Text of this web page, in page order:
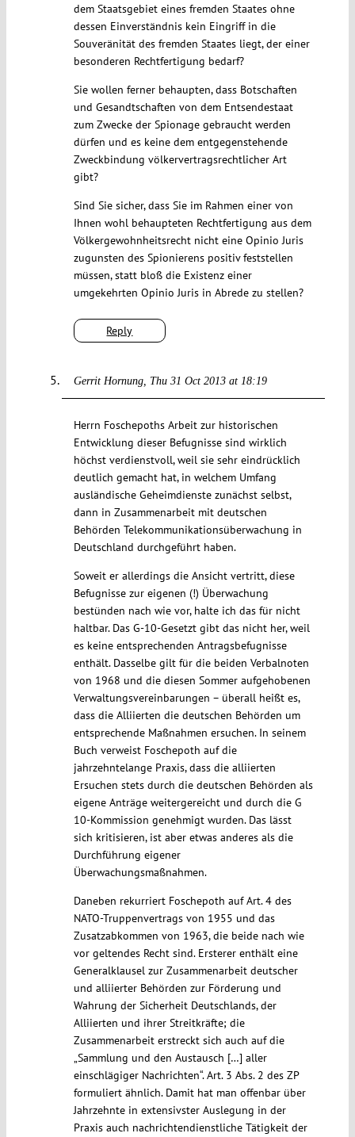
Reply
dem Staatsgebiet eines fremden Staates ohne
dessen Einverständnis kein Eingriff in die
Souveränität des fremden Staates liegt, der einer
besonderen Rechtfertigung bedarf?
Sie wollen ferner behaupten, dass Botschaften
und Gesandtschaften von dem Entsendestaat
zum Zwecke der Spionage gebraucht werden
dürfen und es keine dem entgegenstehende
Zweckbindung völkervertragsrechtlicher Art
gibt?
Sind Sie sicher, dass Sie im Rahmen einer von
Ihnen wohl behaupteten Rechtfertigung aus dem
Völkergewohnheitsrecht nicht eine Opinio Juris
zugunsten des Spionierens positiv feststellen
müssen, statt bloß die Existenz einer
umgekehrten Opinio Juris in Abrede zu stellen?
Gerrit Hornung Thu 31 Oct 2013 at 18:19
Herrn Foschepoths Arbeit zur historischen
Entwicklung dieser Befugnisse sind wirklich
höchst verdienstvoll, weil sie sehr eindrücklich
deutlich gemacht hat, in welchem Umfang
ausländische Geheimdienste zunächst selbst,
dann in Zusammenarbeit mit deutschen
Behörden Telekommunikationsüberwachung in
Deutschland durchgeführt haben.
Soweit er allerdings die Ansicht vertritt, diese
Befugnisse zur eigenen (!) Überwachung
bestünden nach wie vor, halte ich das für nicht
haltbar. Das G-10-Gesetzt gibt das nicht her, weil
es keine entsprechenden Antragsbefugnisse
enthält. Dasselbe gilt für die beiden Verbalnoten
von 1968 und die diesen Sommer aufgehobenen
Verwaltungsvereinbarungen – überall heißt es,
dass die Alliierten die deutschen Behörden um
entsprechende Maßnahmen ersuchen. In seinem
Buch verweist Foschepoth auf die
jahrzehntelange Praxis, dass die alliierten
Ersuchen stets durch die deutschen Behörden als
eigene Anträge weitergereicht und durch die G
10-Kommission genehmigt wurden. Das lässt
sich kritisieren, ist aber etwas anderes als die
Durchführung eigener
Überwachungsmaßnahmen.
Daneben rekurriert Foschepoth auf Art. 4 des
NATO-Truppenvertrags von 1955 und das
Zusatzabkommen von 1963, die beide nach wie
vor geltendes Recht sind. Ersterer enthält eine
Generalklausel zur Zusammenarbeit deutscher
und alliierter Behörden zur Förderung und
Wahrung der Sicherheit Deutschlands, der
Alliierten und ihrer Streitkräfte; die
Zusammenarbeit erstreckt sich auch auf die
„Sammlung und den Austausch […] aller
einschlägiger Nachrichten“. Art. 3 Abs. 2 des ZP
formuliert ähnlich. Damit hat man offenbar über
Jahrzehnte in extensivster Auslegung in der
Praxis auch nachrichtendienstliche Tätigkeit der